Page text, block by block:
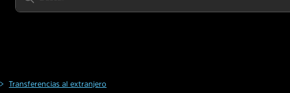
Transferencias al extranjero